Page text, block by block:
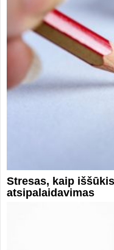
Stresas, kaip
atsipalaidavimas